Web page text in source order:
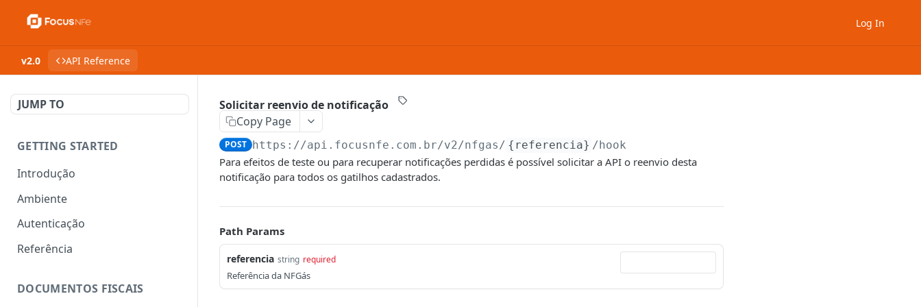
Log In
v2.0 API Reference
JUMP TO
GETTING STARTED
Introdução
Ambiente
Autenticação
Referência
DOCUMENTOS FISCAIS
Solicitar reenvio de notificação
Copy Page
POST https://api.focusnfe.com.br/v2/nfgas/ {referencia} /hook
Para efeitos de teste ou para recuperar notificações perdidas é possível solicitar a API o reenvio desta
notificação para todos os gatilhos cadastrados.
Path Params
referencia string required
Referência da NFGás